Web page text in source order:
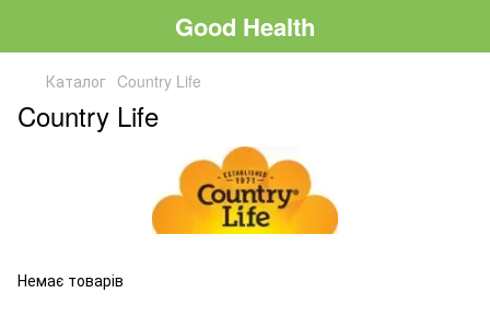
Good Health
Каталог Country Life
Country Life
Немає товарів